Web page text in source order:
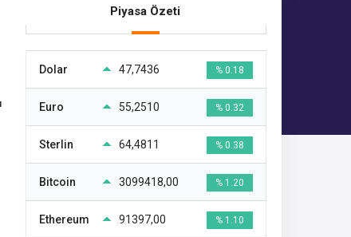
Piyasa Özeti
Dolar 47,7436 % 0.18
Euro 55,2510 % 0.32
Sterlin 64,4811 % 0.38
Bitcoin 3099418,00 % 1.20
Ethereum 91397,00 % 1.10